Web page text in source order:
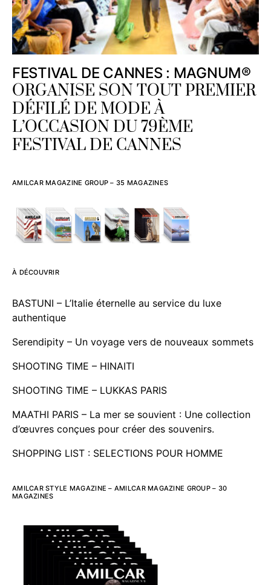
FESTIVAL DE CANNES : MAGNUM®
ORGANISE SON TOUT PREMIER
DÉFILÉ DE MODE À
L’OCCASION DU 79ÈME
FESTIVAL DE CANNES
AMILCAR MAGAZINE GROUP – 35 MAGAZINES
À DÉCOUVRIR
BASTUNI – L’Italie éternelle au service du luxe
authentique
Serendipity – Un voyage vers de nouveaux sommets
SHOOTING TIME – HINAITI
SHOOTING TIME – LUKKAS PARIS
MAATHI PARIS – La mer se souvient : Une collection
d’œuvres conçues pour créer des souvenirs.
SHOPPING LIST : SELECTIONS POUR HOMME
AMILCAR STYLE MAGAZINE – AMILCAR MAGAZINE GROUP – 30
MAGAZINES